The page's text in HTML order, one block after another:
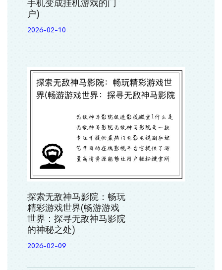
手机变成挂机游戏的门
户)
2026-02-10
探索无敌神马影院：畅玩
精彩游戏世界(畅游游戏
世界：探寻无敌神马影院
的神秘之处)
2026-02-09